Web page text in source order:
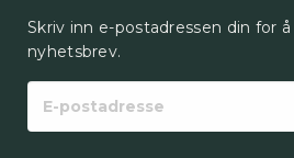
Skriv inn e-postadressen din for
nyhetsbrev.
postadresse